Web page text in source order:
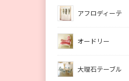
アフロディーテ
オードリー
大理石テーブル